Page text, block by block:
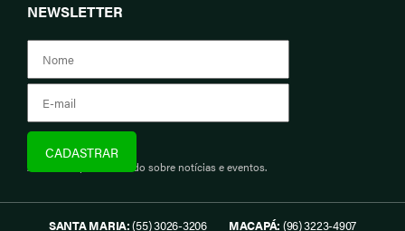
NEWSLETTER
Assine e fique informado sobre notícias e eventos.
SANTA MARIA:(55) 3026-3206 MACAPÁ: (96) 3223-4907